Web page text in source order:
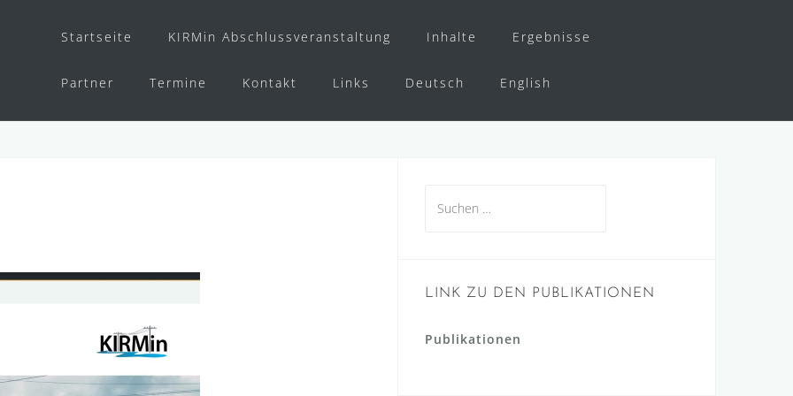
Startseite KIRMin Abschlussveranstaltung Inhalte Ergebnisse
Partner Termine Kontakt Links Deutsch English
nach:
LINK ZU DEN PUBLIKATIONEN
Publikationen